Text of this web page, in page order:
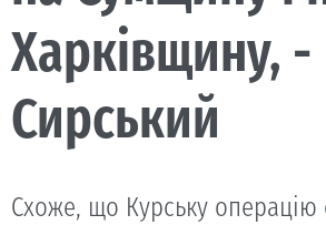
Харківщину, -
Сирський
Схоже, що Курську операцію